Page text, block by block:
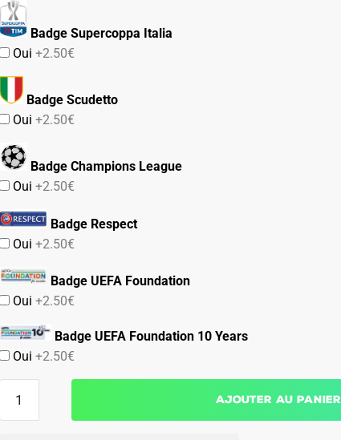
Badge Supercoppa Italia
Oui+2.50€
Badge Scudetto
Oui+2.50€
Badge Champions League
Oui+2.50€
Badge Respect
Oui+2.50€
Badge UEFA Foundation
Oui+2.50€
Badge UEFA Foundation 10 Years
Oui+2.50€
Ajouter au panier